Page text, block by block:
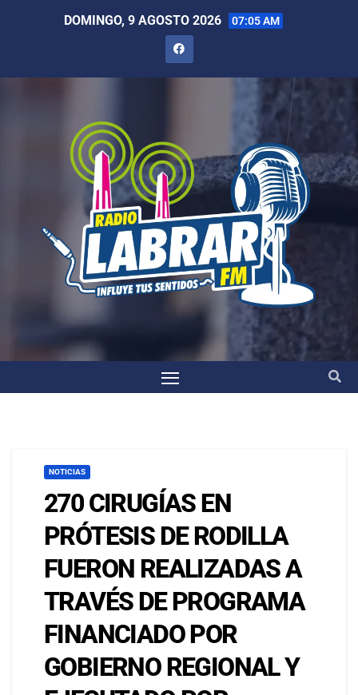
DOMINGO, 9 AGOSTO 2026 07:05 AM
NOTICIAS
270 CIRUGÍAS EN
PRÓTESIS DE RODILLA
FUERON REALIZADAS A
TRAVÉS DE PROGRAMA
FINANCIADO POR
GOBIERNO REGIONAL Y